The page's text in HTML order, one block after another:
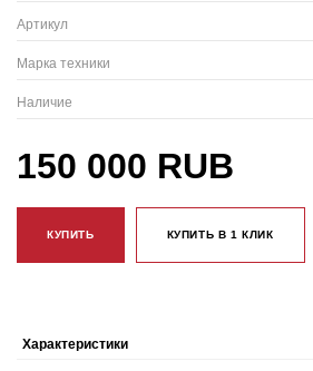
Артикул
Марка техники
Наличие
150 000 RUB
КУПИТЬ КУПИТЬ В 1 КЛИК
Характеристики